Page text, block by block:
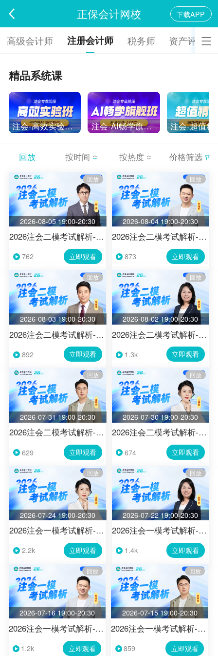
正保会计网校 下载APP
高级会计师 注册会计师 税务师 资产评估师
精品系统课
注会-高效实验班-2027 注会-AI畅学旗舰班-2027
回放 按时间 按热度 价格筛选
2026-08-05 19:00-20:30
回放
2026注会二模考试解析-战略
762 立即观看
2026-08-04 19:00-20:30
回放
2026注会二模考试解析-税法
873 立即观看
2026-08-03 19:00-20:30
回放
2026注会二模考试解析-会计
892 立即观看
2026-08-02 19:00-20:30
回放
2026注会二模考试解析-财管
1.3k 立即观看
2026-07-31 19:00-20:30
回放
2026注会二模考试解析-审计
629 立即观看
2026-07-30 19:00-20:30
回放
2026注会二模考试解析-经济法
674 立即观看
2026-07-24 19:00-20:30
回放
2026注会一模考试解析-经济法
2.2k 立即观看
2026-07-22 19:00-20:30
回放
2026注会一模考试解析-财管
1.4k 立即观看
2026-07-16 19:00-20:30
回放
2026注会一模考试解析-税法
1.2k 立即观看
2026-07-15 19:00-20:30
回放
2026注会一模考试解析-审计
859 立即观看